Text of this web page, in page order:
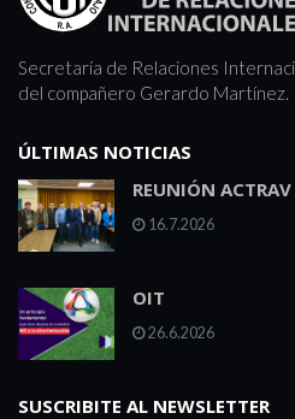
Secretaría de Relaciones
del compañero Gerardo Martínez.
ÚLTIMAS NOTICIAS
REUNIÓN
16.7.2026
OIT
26.6.2026
SUSCRIBITE AL NEWSLETTER